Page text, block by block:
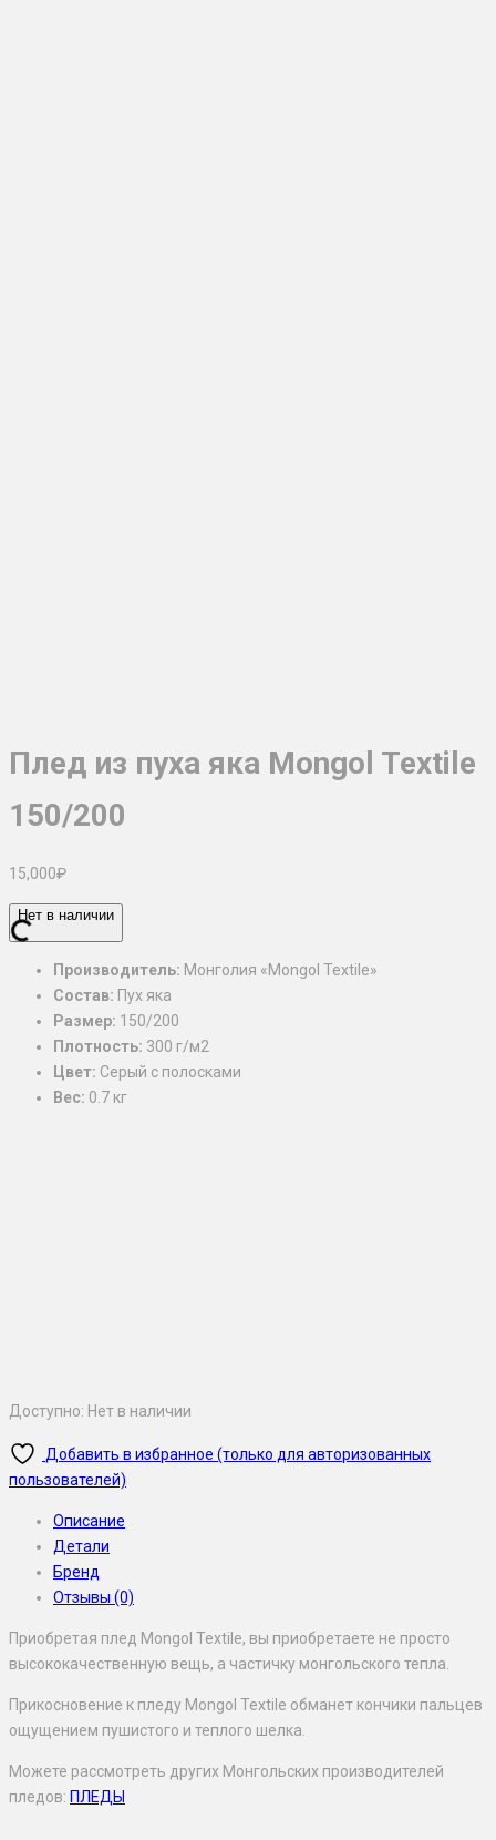
Плед из пуха яка Mongol Textile
150/200
15,000₽
Нет в наличии
Производитель: Монголия «Mongol Textile»
Состав: Пух яка
Размер: 150/200
Плотность: 300 г/м2
Цвет: Серый с полосками
Вес: 0.7 кг
Доступно: Нет в наличии
Добавить в избранное (только для авторизованных
пользователей)
Описание
Детали
Бренд
Отзывы (0)
Приобретая плед Mongol Textile, вы приобретаете не просто
высококачественную вещь, а частичку монгольского тепла.
Прикосновение к пледу Mongol Textile обманет кончики пальцев
ощущением пушистого и теплого шелка.
Можете рассмотреть других Монгольских производителей
пледов: ПЛЕДЫ